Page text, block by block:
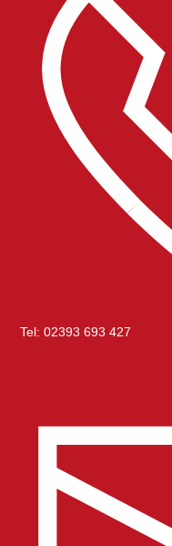
Tel: 02393 693 427